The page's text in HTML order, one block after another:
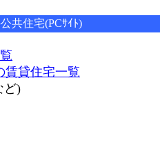
共住宅(PCｻｲﾄ)
賃貸住宅一覧
ど)